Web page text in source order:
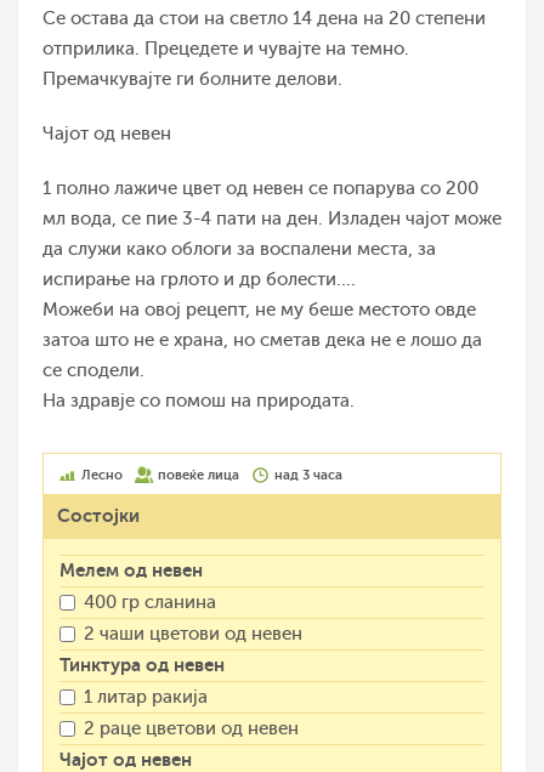
Се остава да стои на светло 14 дена на 20 степени
отприлика. Прецедете и чувајте на темно.
Премачкувајте ги болните делови.
Чајот од невен
1 полно лажиче цвет од невен се попарува со 200
мл вода, се пие 3-4 пати на ден. Изладен чајот може
да служи како облоги за воспалени места, за
испирање на грлото и др болести....
Можеби на овој рецепт, не му беше местото овде
затоа што не е храна, но сметав дека не е лошо да
се сподели.
На здравје со помош на природата.
Лесно повеќе лица над 3 часа
Состојки
Мелем од невен
400 гр сланина
2 чаши цветови од невен
Тинктура од невен
1 литар ракија
2 раце цветови од невен
Чајот од невен